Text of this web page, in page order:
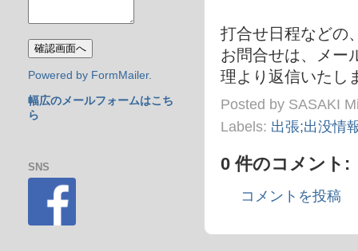
打合せ日程などの
お問合せは、メー
理より返信いたし
Posted by SASAKI
Labels: 出張;出没情
0 件のコメント:
コメントを投稿
Powered by FormMailer.
幅広のメールフォームはこち
ら
SNS